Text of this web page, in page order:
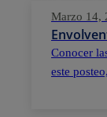
Marzo 14,
Conocer
este